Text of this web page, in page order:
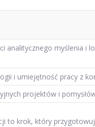
analitycznego myślenia i
i umiejętność pracy z
projektów i
to krok, który